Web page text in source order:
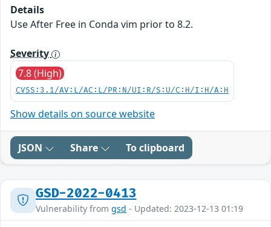
Details
Use After Free in Conda vim prior to 8.2.
Severity
7.8 (High)
CVSS:3.1/AV:L/AC:L/PR:N/UI:R/S:U/C:H/I:H/A:H
Show details on source website
JSON Share To clipboard
GSD-2022-0413
Vulnerability from gsd - Updated: 2023-12-13 01:19